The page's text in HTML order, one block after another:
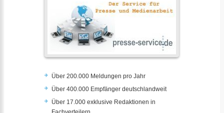
Über 200.000 Meldungen pro Jahr
Über 400.000 Empfänger deutschlandweit
Über 17.000 exklusive Redaktionen in